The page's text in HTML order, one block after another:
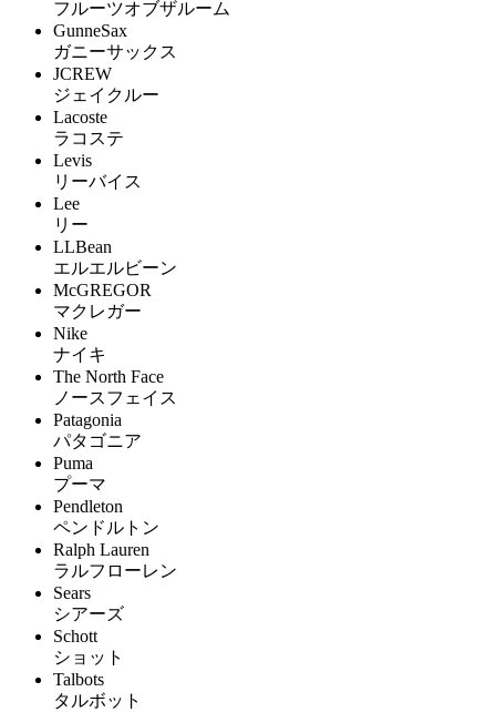
フルーツオブザルーム
GunneSax
ガニーサックス
JCREW
ジェイクルー
Lacoste
ラコステ
Levis
リーバイス
Lee
リー
LLBean
エルエルビーン
McGREGOR
マクレガー
Nike
ナイキ
The North Face
ノースフェイス
Patagonia
パタゴニア
Puma
プーマ
Pendleton
ペンドルトン
Ralph Lauren
ラルフローレン
Sears
シアーズ
Schott
ショット
Talbots
タルボット